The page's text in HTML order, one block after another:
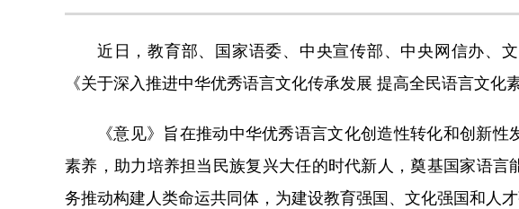
近日，教育部、国家语委、中央宣传部、中央网信办、
《关于深入推进中华优秀语言文化传承发展 提高全民语言文化
《意见》旨在推动中华优秀语言文化创造性转化和创新
素养，助力培养担当民族复兴大任的时代新人，奠基国家语
务推动构建人类命运共同体，为建设教育强国、文化强国和人才